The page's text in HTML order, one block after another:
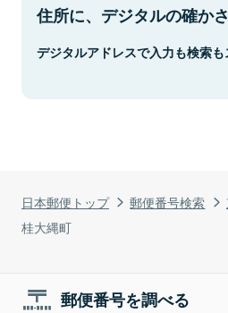
日本郵便トップ 郵便番号検索
桂大縄町
住所に、デジタルの確かさ
デジタルアドレスで入力も検索も
郵便番号を調べる